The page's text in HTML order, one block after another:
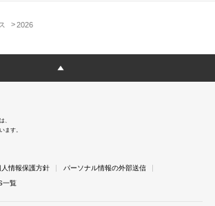
2026
、
ます。
人情報保護方針
パーソナル情報の外部送信
一覧